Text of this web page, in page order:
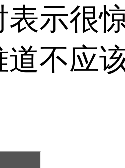
表示很
道不应